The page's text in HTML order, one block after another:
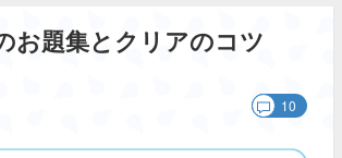
お題集とクリアのコツ
10